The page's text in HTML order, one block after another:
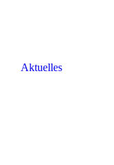
Aktuelles